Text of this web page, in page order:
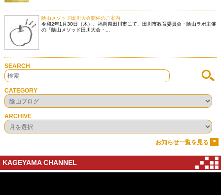
陰山メソッド田川大会開催のご案内
令和2年1月30日（木）、福岡県田川市にて、田川市教育委員会・陰山ラボ主催
の「陰山メソッド田川大会・...
SEARCH
CATEGORY
ARCHIVE
お知らせ一覧を見る >
KAGEYAMA CHANNEL